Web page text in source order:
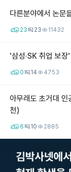
다른분야에서 논문
23 23 11432
'삼성·SK 취업 보
0 14 4753
아무래도 초거대 인
천)
6 10 2885